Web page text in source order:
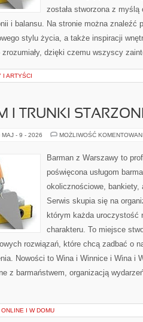
została stworzona z
i balansu. Na stronie można znaleźć
stylu życia, a także inspiracji
zrozumiały, dzięki czemu wszyscy
I ARTYŚCI
I TRUNKI
MAJ - 9 - 2026 MOŻLIWOŚĆ
Barman z Warszawy to
poświęcona usługom
okolicznościowe,
Serwis skupia się na
którym każda uroczystość
charakteru. To miejsce
rozwiązań, które chcą zadbać o
Nowości to Wina i Winnice i Wina i
z barmaństwem, organizacją
I W DOMU